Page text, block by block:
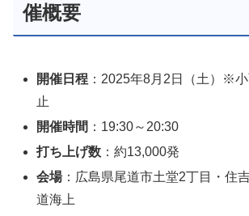
催概要
開催日程 ：2025年8月2日（土）※
止
開催時間 ：19:30～20:30
打ち上げ数 ：約13,000発
会場：広島県尾道市土堂2丁目・住
道海上